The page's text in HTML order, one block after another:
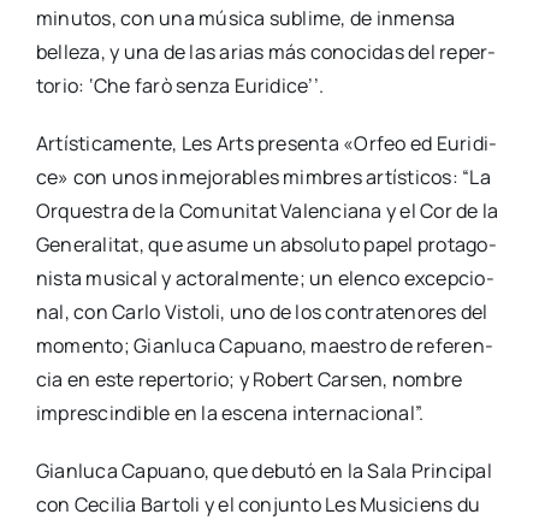
minu­tos, con una músi­ca subli­me, de inmen­sa
belle­za, y una de las arias más cono­ci­das del reper­
to­rio: ‘Che farò sen­za Euri­di­ce’’.
Artís­ti­ca­men­te, Les Arts pre­sen­ta «Orfeo ed Euri­di­
ce» con unos inme­jo­ra­bles mim­bres artís­ti­cos: “La
Orques­tra de la Comu­ni­tat Valen­cia­na y el Cor de la
Gene­ra­li­tat, que asu­me un abso­lu­to papel pro­ta­go­
nis­ta musi­cal y acto­ral­men­te; un elen­co excep­cio­
nal, con Car­lo Vis­to­li, uno de los con­tra­te­no­res del
momen­to; Gian­lu­ca Capuano, maes­tro de refe­ren­
cia en este reper­to­rio; y Robert Car­sen, nom­bre
impres­cin­di­ble en la esce­na inter­na­cio­nal”.
Gian­lu­ca Capuano, que debu­tó en la Sala Prin­ci­pal
con Ceci­lia Bar­to­li y el con­jun­to Les Musi­ciens du